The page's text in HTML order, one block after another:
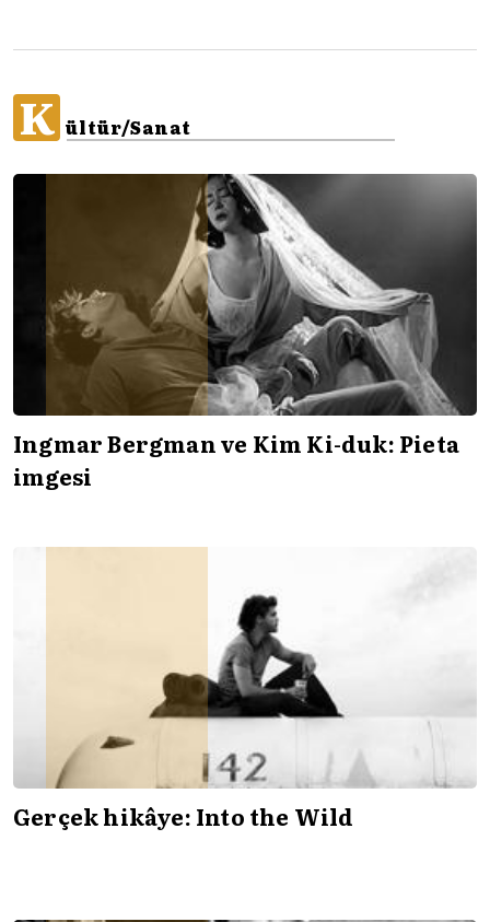
K ültür/Sanat
Ingmar Bergman ve Kim Ki-duk: Pieta
imgesi
Gerçek hikâye: Into the Wild